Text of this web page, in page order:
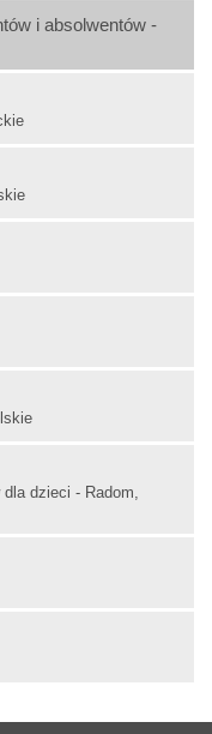
i absolwentów -
dzieci - Radom,